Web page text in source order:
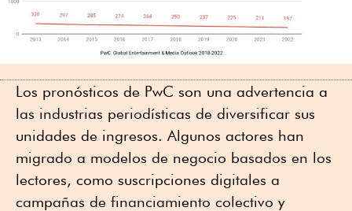
Los pronósticos de PwC son una advertencia a
las industrias periodísticas de diversificar sus
unidades de ingresos. Algunos actores han
migrado a modelos de negocio basados en los
lectores, como suscripciones digitales a
campañas de financiamiento colectivo y